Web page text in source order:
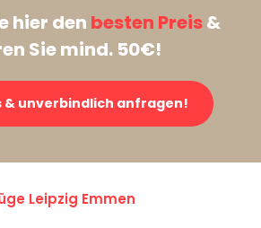
hier den besten Preis&
Sie mind. 50€!
& unverbindlich anfragen!
Leipzig Emmen